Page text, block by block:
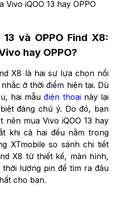
Vivo iQOO 13 hay OPPO
và OPPO Find X8:
hay OPPO?
X8 là hai sự lựa chọn nổi
ở thời điểm hiện tại. Dù
hai mẫuđiện thoạinày lại
đáng chú ý. Do đó, bạn
nên mua Vivo iQOO 13 hay
khi cả hai đều nằm trong
XTmobile so sánh chi tiết
X8 từ thiết kế, màn hình,
lượng pin để tìm ra đâu
cho bạn.